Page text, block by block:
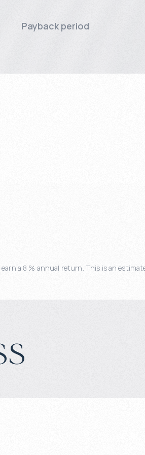
Payback period
a 8 % annual return. This is an